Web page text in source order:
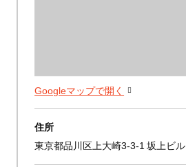
Googleマップで開く
住所
東京都品川区上大崎3-3-1 坂上ビル